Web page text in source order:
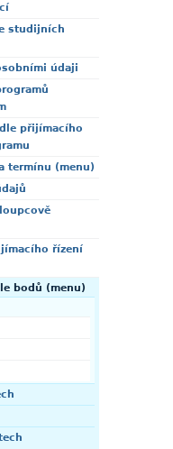
studijních
údaji
přijímacího
termínu (menu)
řízení
bodů (menu)